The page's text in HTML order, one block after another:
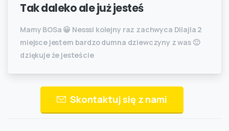
Tak daleko ale już jesteś
Mamy BOSa 😀 Nesssi kolejny raz zachwyca Dilajla 2
miejsce jestem bardzo dumna dziewczyny z was 🙂
dziękuje że jesteście
Skontaktuj się z nami